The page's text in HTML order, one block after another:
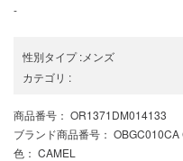
-
性別タイプ:メンズ
カテゴリ :
商品番号 ： OR1371DM014133
ブランド商品番号 ： OBGC010CA
色 ： CAMEL